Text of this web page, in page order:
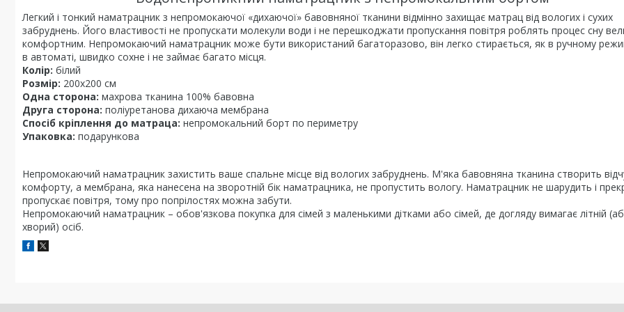
Легкий і тонкий наматрацник з непромокаючої «дихаючої» бавовняної тканини відмінно захищає матрац від вологих і сухих
забруднень. Його властивості не пропускати молекули води і не перешкоджати пропускання повітря роблять процес сну
комфортним. Непромокаючий наматрацник може бути використаний багаторазово, він легко стирається, як в ручному
в автоматі, швидко сохне і не займає багато місця.
Колір: білий
Розмір: 200х200 см
Одна сторона: махрова тканина 100% бавовна
Друга сторона: поліуретанова дихаюча мембрана
Спосіб кріплення до матраца: непромокальний борт по периметру
Упаковка: подарункова
Непромокаючий наматрацник захистить ваше спальне місце від вологих забруднень. М'яка бавовняна тканина створить
комфорту, а мембрана, яка нанесена на зворотній бік наматрацника, не пропустить вологу. Наматрацник не шарудить і
пропускає повітря, тому про попрілостях можна забути.
Непромокаючий наматрацник – обов'язкова покупка для сімей з маленькими дітками або сімей, де догляду вимагає літній
хворий) осіб.